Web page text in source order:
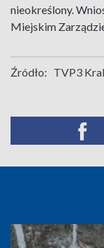
nieokreślony.
Miejskim
Źródło: TVP3